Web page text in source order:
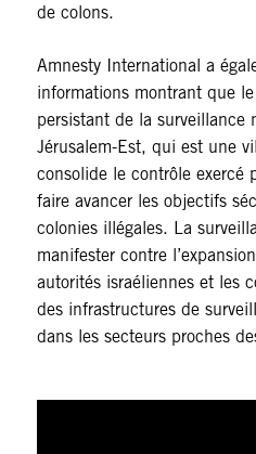
de colons.
Amnesty International a
informations montrant que
persistant de la surveillance
Jérusalem-Est, qui est une
consolide le contrôle exercé
faire avancer les objectifs
colonies illégales. La
manifester contre
autorités israéliennes et les
des infrastructures de
dans les secteurs proches